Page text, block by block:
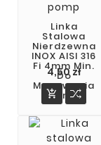
Linka
Stalowa
Nierdzewna
INOX AISI 316
Fi 4mm Min.
Do
Mocowania
Pomp
4,50 zł
